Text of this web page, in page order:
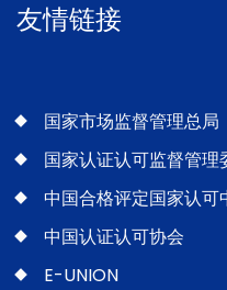
友情链接
国家市场监督管理总局
国家认证认可监督管理
中国合格评定国家认可
中国认证认可协会
E-UNION